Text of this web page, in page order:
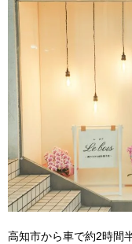
高知市から車で約2時間